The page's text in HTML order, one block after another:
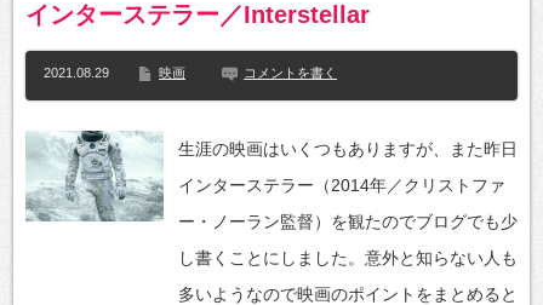
インターステラー／Interstellar
2021.08.29 映画 コメントを書く
生涯の映画はいくつもありますが、また昨日
インターステラー（2014年／クリストファ
ー・ノーラン監督）を観たのでブログでも少
し書くことにしました。意外と知らない人も
多いようなので映画のポイントをまとめると